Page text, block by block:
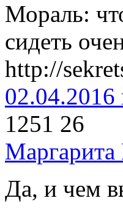
Мораль:
сидеть
http://
02.04.2016
1251 26
Маргарита
Да, и чем